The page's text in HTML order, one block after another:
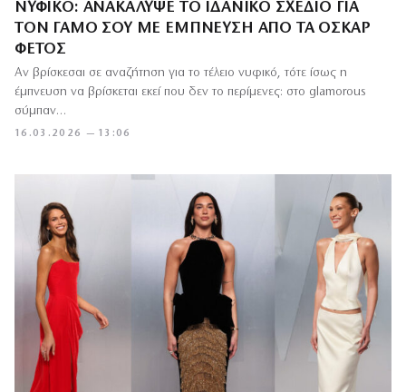
ΝΥΦΙΚΌ: ΑΝΑΚΆΛΥΨΕ ΤΟ ΙΔΑΝΙΚΌ ΣΧΈΔΙΟ ΓΙΑ
ΤΟΝ ΓΆΜΟ ΣΟΥ ΜΕ ΈΜΠΝΕΥΣΗ ΑΠΌ ΤΑ ΌΣΚΑΡ
ΦΈΤΟΣ
16.03.2026 — 13:06
Αν βρίσκεσαι σε αναζήτηση για το τέλειο νυφικό, τότε ίσως η
έμπνευση να βρίσκεται εκεί που δεν το περίμενες: στο glamorous
σύμπαν…